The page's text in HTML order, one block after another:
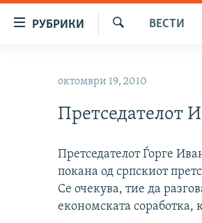
навигација
пребарување
РУБРИКИ
ШТО ТРЕБА ДА ЗНАЕТЕ
ПРИЈАВИ СЕ ЗА ЊУЗЛЕТЕР
ПОДКАСТ ЗОШТО?
ВЕСТИ
октомври 19, 2010
Претседателот
Претседателот Ѓорге
покана од српскиот
Се очекува, тие да
економската соработка,